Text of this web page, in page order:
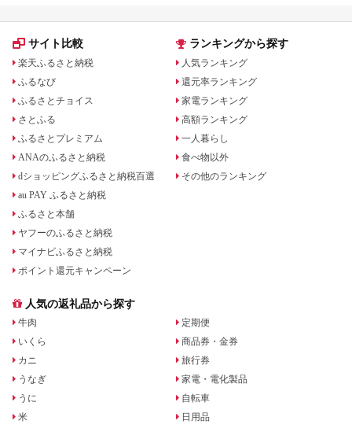
サイト比較
楽天ふるさと納税
ふるなび
ふるさとチョイス
さとふる
ふるさとプレミアム
ANAのふるさと納税
dショッピングふるさと納税百選
au PAY ふるさと納税
ふるさと本舗
ヤフーのふるさと納税
マイナビふるさと納税
ポイント還元キャンペーン
ランキングから探す
人気ランキング
還元率ランキング
家電ランキング
高額ランキング
一人暮らし
食べ物以外
その他のランキング
人気の返礼品から探す
牛肉
いくら
カニ
うなぎ
うに
米
定期便
商品券・金券
旅行券
家電・電化製品
自転車
日用品